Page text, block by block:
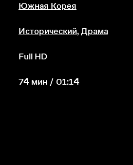
Южная Корея
Исторический, Драма
Full HD
74 мин / 01:14